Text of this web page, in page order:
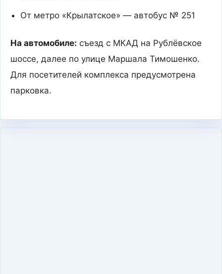
От метро «Крылатское» — автобус № 251
На автомобиле: съезд с МКАД на Рублёвское
шоссе, далее по улице Маршала Тимошенко.
Для посетителей комплекса предусмотрена
парковка.